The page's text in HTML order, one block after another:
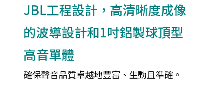
JBL工程設計，高清晰度成像
的波導設計和1吋鋁製球頂型
高音單體
確保聲音品質卓越地豐富、生動且準確。